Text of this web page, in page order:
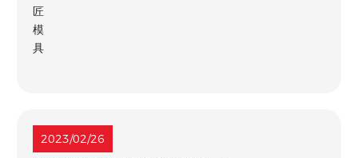
2023/02/26